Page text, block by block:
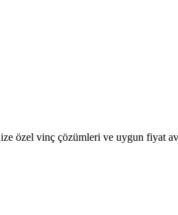
özel vinç çözümleri ve uygun fiyat